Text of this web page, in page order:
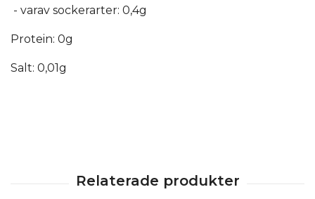
- varav sockerarter: 0,4g
Protein: 0g
Salt: 0,01g